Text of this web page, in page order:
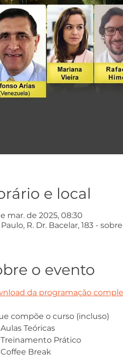
e local
mar. de 2025, 08:30
Paulo, R. Dr. Bacelar, 183 -
o evento
da programação
compõe o curso (incluso)
Aulas Teóricas
Treinamento Prático
Coffee Break